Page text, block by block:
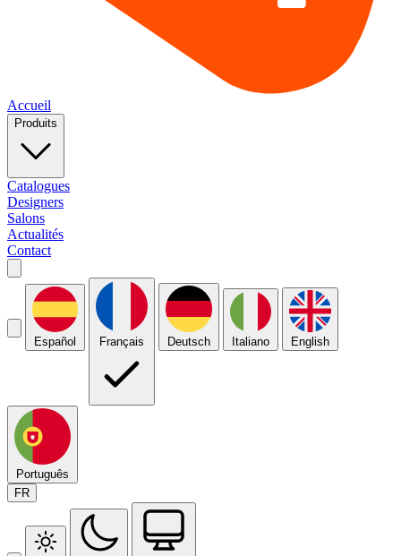
Accueil
Produits
Catalogues
Designers
Salons
Actualités
Contact
Español Français Deutsch Italiano English
Português
FR